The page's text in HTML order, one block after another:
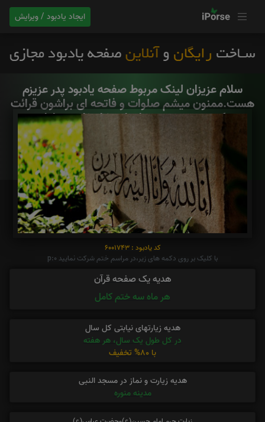
ایجاد یادبود / ویرایش
سلام عزیزان لینک مربوط صفحه یادبود پدر عزیزم
هست.ممنون میشم صلوات و فاتحه ای براشون قرائت
کنین .روح همه ی اموات شاد غلام دنیادار
کد یادبود : 6001743
با کلیک بر روی دکمه های زیر،در مراسم ختم شرکت نمایید p:0
هدیه یک صفحه قرآن
هر ماه سه ختم کامل
هدیه زیارتهای نیابتی کل سال
در کل طول یک سال، هر هفته
با 80% تخفیف
هدیه زیارت و نماز در مسجد النبی
مدینه منوره